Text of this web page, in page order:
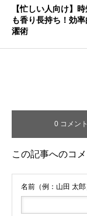
【忙しい人向け】
も香り長持ち！効
濯術
0 コメント
この記事へのコ
名前（例：山田 太郎